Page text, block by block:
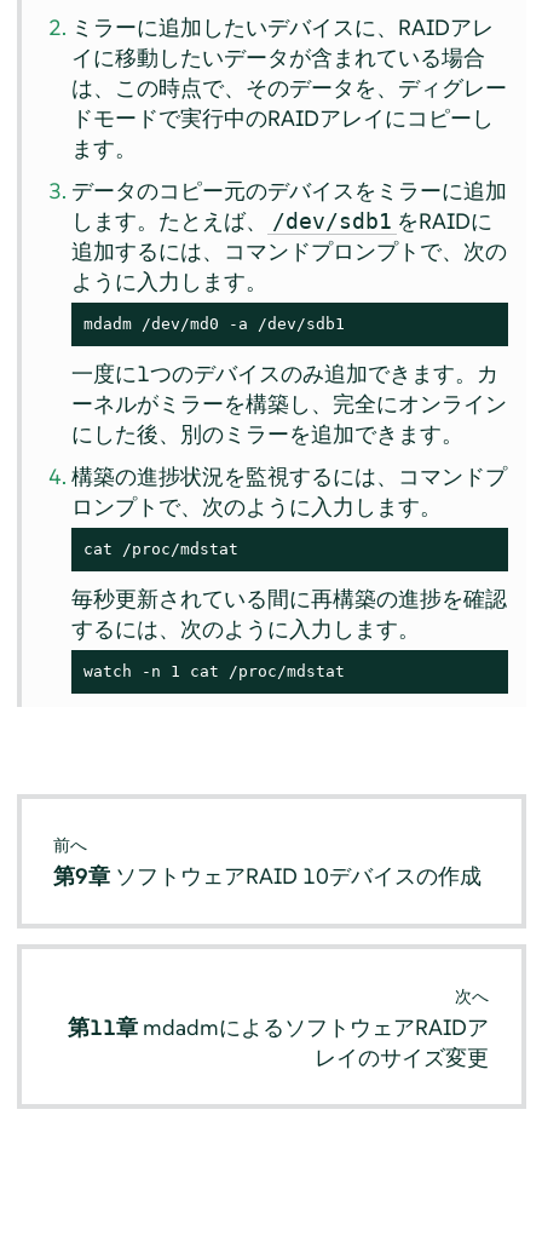
ミラーに追加したいデバイスに、RAIDアレ
イに移動したいデータが含まれている場合
は、この時点で、そのデータを、ディグレー
ドモードで実行中のRAIDアレイにコピーし
ます。
データのコピー元のデバイスをミラーに追加
します。たとえば、
/dev/sdb1 をRAIDに
追加するには、コマンドプロンプトで、次の
ように入力します。
mdadm /dev/md0 -a /dev/sdb1
一度に1つのデバイスのみ追加できます。カ
ーネルがミラーを構築し、完全にオンライン
にした後、別のミラーを追加できます。
構築の進捗状況を監視するには、コマンドプ
ロンプトで、次のように入力します。
cat /proc/mdstat
毎秒更新されている間に再構築の進捗を確認
するには、次のように入力します。
watch -n 1 cat /proc/mdstat
前へ
第9章 ソフトウェアRAID 10デバイスの作成
次へ
第11章 mdadmによるソフトウェアRAIDア
レイのサイズ変更